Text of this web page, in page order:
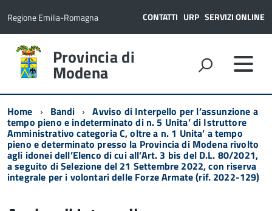
Regione Emilia-Romagna CONTATTI URP SERVIZI ONLINE
Provincia di
Modena
Home Bandi Avviso di Interpello per l’assunzione a
tempo pieno e indeterminato di n. 5 Unita’ di Istruttore
Amministrativo categoria C, oltre a n. 1 Unita’ a tempo
pieno e determinato presso la Provincia di Modena rivolto
agli idonei dell’Elenco di cui all’Art. 3 bis del D.L. 80/2021,
a seguito di Selezione del 21 Settembre 2022, con riserva
integrale per i volontari delle Forze Armate (rif. 2022-129)